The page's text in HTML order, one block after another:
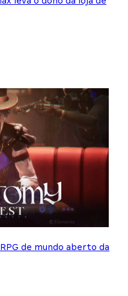
de mundo aberto da